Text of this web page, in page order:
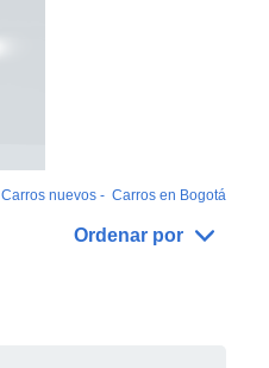
Carros nuevos - Carros en Bogotá
Ordenar por